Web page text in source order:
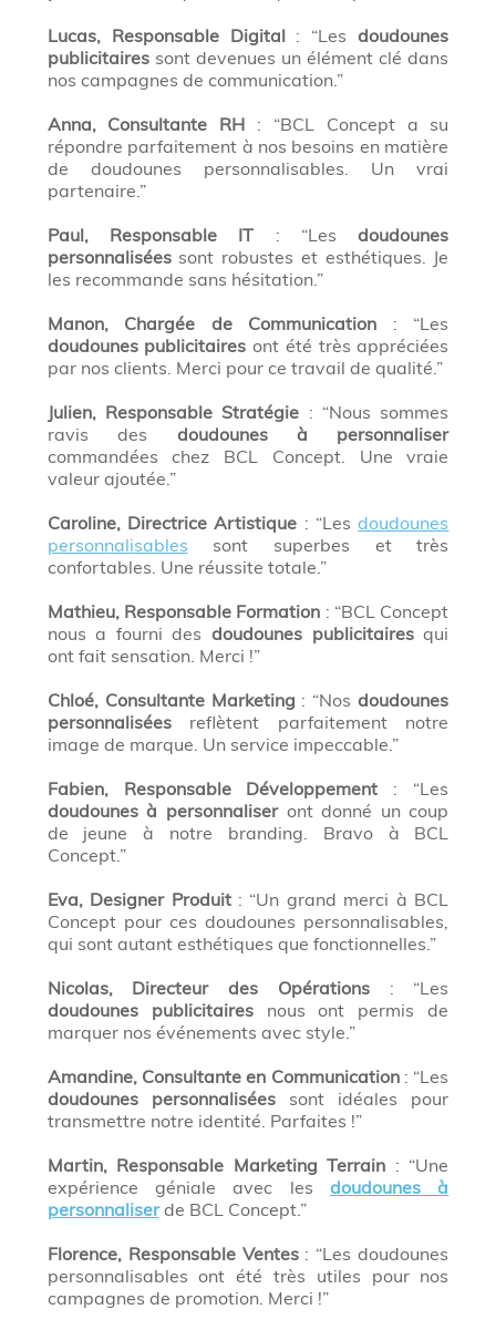
Lucas, Responsable Digital: “Lesdoudounes
publicitairessont devenues un élément clé dans
nos campagnes de communication.”
Anna, Consultante RH : “BCL Concept a su
répondre parfaitement à nos besoins en matière
de doudounes personnalisables. Un vrai
partenaire.”
Paul, Responsable IT : “Lesdoudounes
personnaliséessont robustes et esthétiques. Je
les recommande sans hésitation.”
Manon, Chargée de Communication : “Les
doudounes publicitaires ont été très appréciées
par nos clients. Merci pour ce travail de qualité.”
Julien, Responsable Stratégie : “Nous sommes
ravis des doudounes à personnaliser
commandées chez BCL Concept. Une vraie
valeur ajoutée.”
Caroline, Directrice Artistique : “Lesdoudounes
personnalisables sont superbes et très
confortables. Une réussite totale.”
Mathieu, Responsable Formation : “BCL Concept
nous a fourni desdoudounes publicitairesqui
ont fait sensation. Merci !”
Chloé, Consultante Marketing : “Nosdoudounes
personnaliséesreflètent parfaitement notre
image de marque. Un service impeccable.”
Fabien, Responsable Développement : “Les
doudounes à personnaliseront donné un coup
de jeune à notre branding. Bravo à BCL
Concept.”
Eva, Designer Produit: “Un grand merci à BCL
Concept pour ces doudounes personnalisables,
qui sont autant esthétiques que fonctionnelles.”
Nicolas, Directeur des Opérations: “Les
doudounes publicitairesnous ont permis de
marquer nos événements avec style.”
Amandine, Consultante en Communication: “Les
doudounes personnaliséessont idéales pour
transmettre notre identité. Parfaites !”
Martin, Responsable Marketing Terrain : “Une
expérience géniale avec lesdoudounes à
personnaliserde BCL Concept.”
Florence, Responsable Ventes: “Les doudounes
personnalisables ont été très utiles pour nos
campagnes de promotion. Merci !”